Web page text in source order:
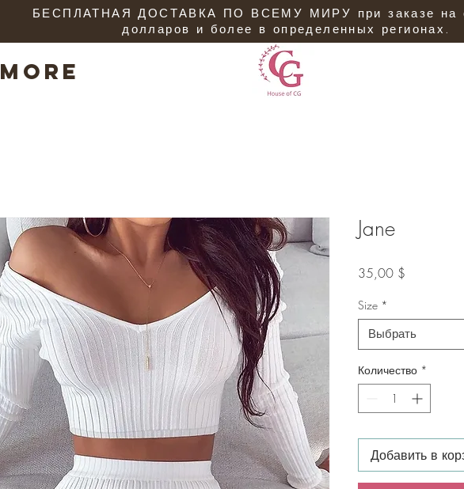
More
БЕСПЛАТНАЯ ДОСТАВКА ПО ВСЕМУ МИРУ при заказе на
долларов и более в определенных регионах.
Jane
35,00 $
Size *
Выбрать
Количество *
Добавить в